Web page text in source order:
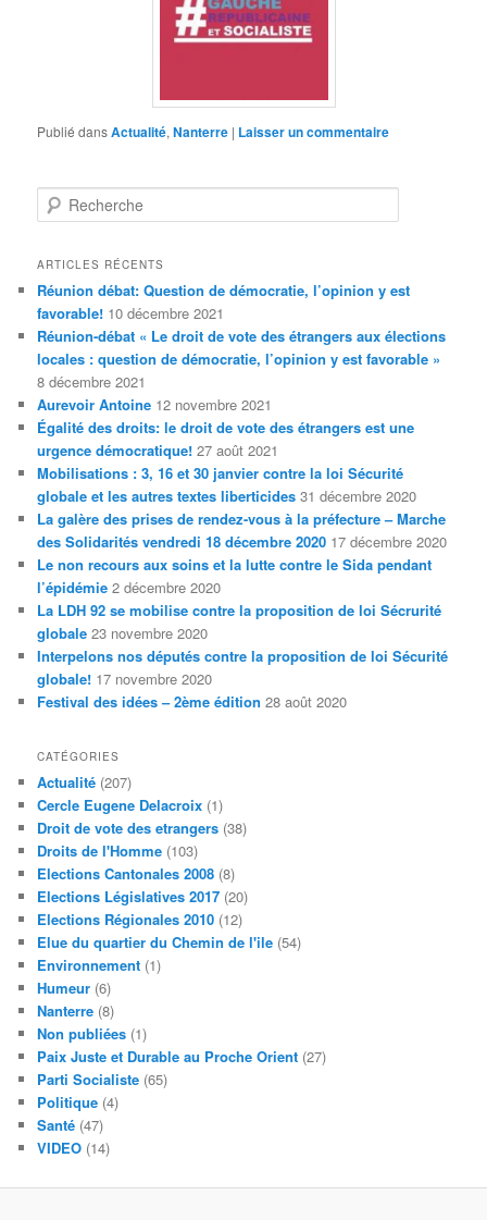
Publié dansActualité,Nanterre | Laisser un commentaire
e
h
r
c
h
e
ARTICLES RÉCENTS
Réunion débat: Question de démocratie, l’opinion y est
favorable! 10 décembre 2021
Réunion-débat « Le droit de vote des étrangers aux élections
locales : question de démocratie, l’opinion y est favorable »
8 décembre 2021
Aurevoir Antoine 12 novembre 2021
Égalité des droits: le droit de vote des étrangers est une
urgence démocratique! 27 août 2021
Mobilisations : 3, 16 et 30 janvier contre la loi Sécurité
globale et les autres textes liberticides 31 décembre 2020
La galère des prises de rendez-vous à la préfecture – Marche
des Solidarités vendredi 18 décembre 2020 17 décembre 2020
Le non recours aux soins et la lutte contre le Sida pendant
l’épidémie 2 décembre 2020
La LDH 92 se mobilise contre la proposition de loi Sécrurité
globale 23 novembre 2020
Interpelons nos députés contre la proposition de loi Sécurité
globale! 17 novembre 2020
Festival des idées – 2ème édition 28 août 2020
CATÉGORIES
Actualité (207)
Cercle Eugene Delacroix (1)
Droit de vote des etrangers (38)
Droits de l'Homme (103)
Elections Cantonales 2008 (8)
Elections Législatives 2017 (20)
Elections Régionales 2010 (12)
Elue du quartier du Chemin de l'ile (54)
Environnement (1)
Humeur (6)
Nanterre (8)
Non publiées (1)
Paix Juste et Durable au Proche Orient (27)
Parti Socialiste (65)
Politique (4)
Santé (47)
VIDEO (14)